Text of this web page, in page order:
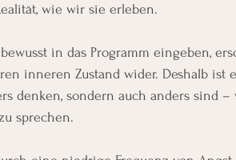
wie wir sie erleben.
in das Programm eingeben,
inneren Zustand wider. Deshalb ist
denken, sondern auch anders sind
sprechen.